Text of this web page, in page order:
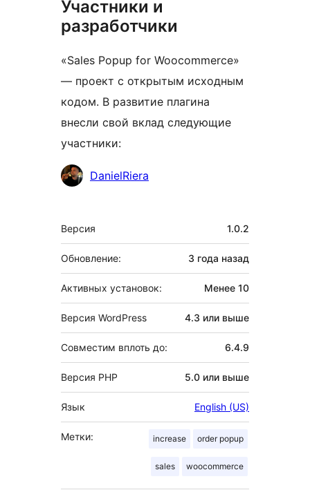
Участники и
разработчики
«Sales Popup for Woocommerce»
— проект с открытым исходным
кодом. В развитие плагина
внесли свой вклад следующие
участники:
УчастникиDanielRiera
Мета
Версия 1.0.2
Обновление: 3 года назад
Активных установок: Менее 10
Версия WordPress 4.3 или выше
Совместим вплоть до: 6.4.9
Версия PHP 5.0 или выше
Язык English (US)
Метки: increase order popup
sales woocommerce